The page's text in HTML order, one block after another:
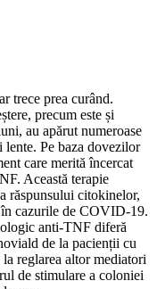
trece prea curând.
precum este și
au apărut numeroase
lente. Pe baza dovezilor
care merită încercat
Această terapie
răspunsului citokinelor,
în cazurile de COVID-19.
anti-TNF diferă
de la pacienții cu
reglarea altor mediatori
de stimulare a coloniei